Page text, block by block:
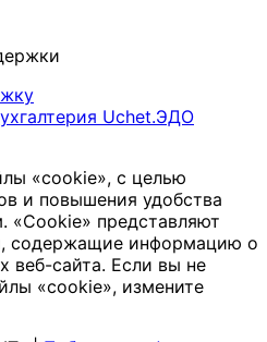
Uchet.ЭДО
«cookie», с целью
и повышения удобства
«Cookie» представляют
содержащие информацию о
веб-сайта. Если вы не
«cookie», измените